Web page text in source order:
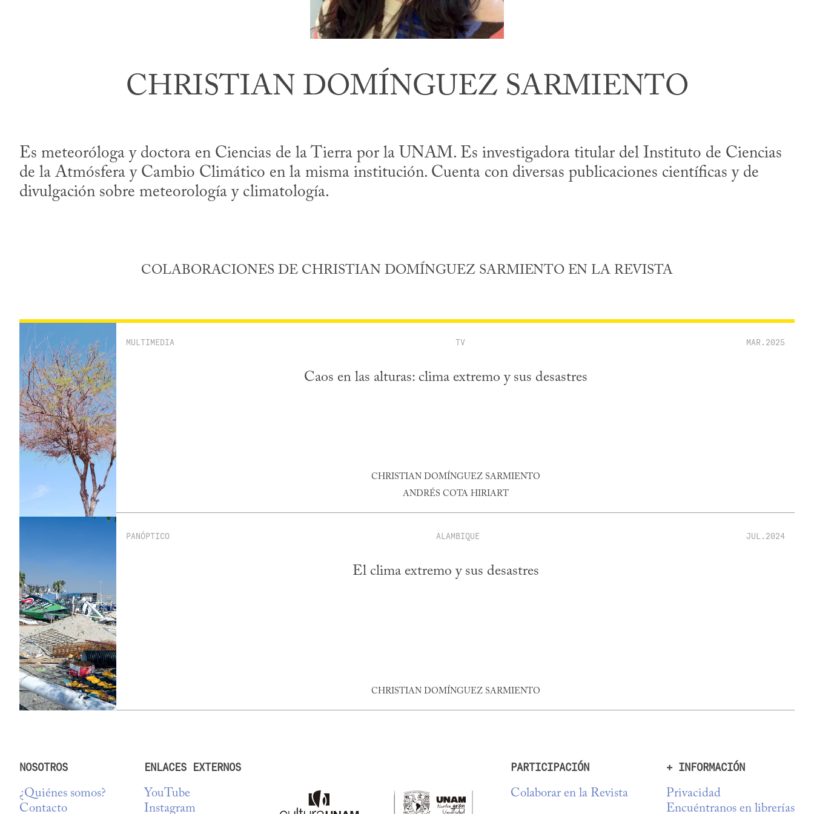
CHRISTIAN DOMÍNGUEZ SARMIENTO
Es meteoróloga y doctora en Ciencias de la Tierra por la UNAM. Es investigadora titular del Instituto de Ciencias
de la Atmósfera y Cambio Climático en la misma institución. Cuenta con diversas publicaciones científicas y de
divulgación sobre meteorología y climatología.
COLABORACIONES DE CHRISTIAN DOMÍNGUEZ SARMIENTO EN LA REVISTA
MULTIMEDIA TV MAR.2025
Caos en las alturas: clima extremo y sus desastres
CHRISTIAN DOMÍNGUEZ SARMIENTO
ANDRÉS COTA HIRIART
PANÓPTICO ALAMBIQUE JUL.2024
El clima extremo y sus desastres
CHRISTIAN DOMÍNGUEZ SARMIENTO
NOSOTROS
¿Quiénes somos?
Contacto
ENLACES EXTERNOS
YouTube
Instagram
PARTICIPACIÓN
Colaborar en la Revista
+ INFORMACIÓN
Privacidad
Encuéntranos en librerías